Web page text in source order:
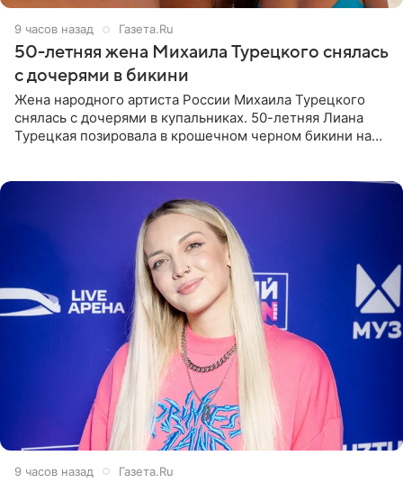
9 часов назад Газета.Ru
50-летняя жена Михаила Турецкого снялась
с дочерями в бикини
Жена народного артиста России Михаила Турецкого
снялась с дочерями в купальниках. 50-летняя Лиана
Турецкая позировала в крошечном черном бикини на
9 часов назад Газета.Ru